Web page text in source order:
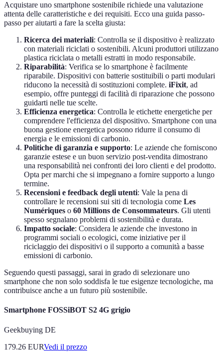
Acquistare uno smartphone sostenibile richiede una valutazione
attenta delle caratteristiche e dei requisiti. Ecco una guida passo-
passo per aiutarti a fare la scelta giusta:
Ricerca dei materiali: Controlla se il dispositivo è realizzato
con materiali riciclati o sostenibili. Alcuni produttori utilizzano
plastica riciclata o metalli estratti in modo responsabile.
Riparabilità: Verifica se lo smartphone è facilmente
riparabile. Dispositivi con batterie sostituibili o parti modulari
riducono la necessità di sostituzioni complete. iFixit, ad
esempio, offre punteggi di facilità di riparazione che possono
guidarti nelle tue scelte.
Efficienza energetica: Controlla le etichette energetiche per
comprendere l'efficienza del dispositivo. Smartphone con una
buona gestione energetica possono ridurre il consumo di
energia e le emissioni di carbonio.
Politiche di garanzia e supporto: Le aziende che forniscono
garanzie estese e un buon servizio post-vendita dimostrano
una responsabilità nei confronti dei loro clienti e del prodotto.
Opta per marchi che si impegnano a fornire supporto a lungo
termine.
Recensioni e feedback degli utenti: Vale la pena di
controllare le recensioni sui siti di tecnologia come Les
Numériques o 60 Millions de Consommateurs. Gli utenti
spesso segnalano problemi di sostenibilità e durata.
Impatto sociale: Considera le aziende che investono in
programmi sociali o ecologici, come iniziative per il
riciclaggio dei dispositivi o il supporto a comunità a basse
emissioni di carbonio.
Seguendo questi passaggi, sarai in grado di selezionare uno
smartphone che non solo soddisfa le tue esigenze tecnologiche, ma
contribuisce anche a un futuro più sostenibile.
Smartphone FOSSiBOT S2 4G grigio
Geekbuying DE
179.26 EURVedi il prezzo